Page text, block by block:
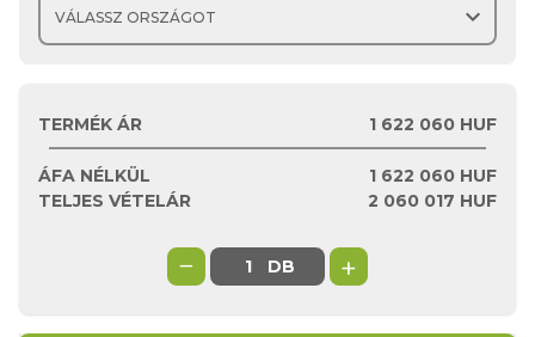
expand_more
TERMÉK ÁR 1 622 060 HUF
ÁFA NÉLKÜL 1 622 060 HUF
TELJES VÉTELÁR
2 060 017 HUF
− DB +